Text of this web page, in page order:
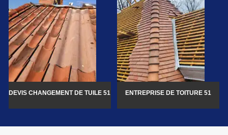
DEVIS CHANGEMENT DE TUILE 51 ENTREPRISE DE TOITURE 51